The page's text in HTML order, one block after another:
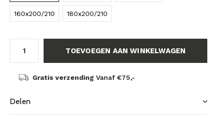
160x200/210 180x200/210
TOEVOEGEN AAN WINKELWAGEN
Gratis verzending Vanaf €75,-
Delen